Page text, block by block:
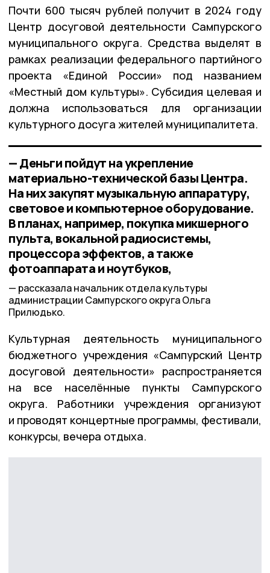
Почти 600 тысяч рублей получит в 2024 году
Центр досуговой деятельности Сампурского
муниципального округа. Средства выделят в
рамках реализации федерального партийного
проекта «Единой России» под названием
«Местный дом культуры». Субсидия целевая и
должна использоваться для организации
культурного досуга жителей муниципалитета.
— Деньги пойдут на укрепление
материально-технической базы Центра.
На них закупят музыкальную аппаратуру,
световое и компьютерное оборудование.
В планах, например, покупка микшерного
пульта, вокальной радиосистемы,
процессора эффектов, а также
фотоаппарата и ноутбуков,
рассказала начальник отдела культуры
администрации Сампурского округа Ольга
Прилюдько.
Культурная деятельность муниципального
бюджетного учреждения «Сампурский Центр
досуговой деятельности» распространяется
на все населённые пункты Сампурского
округа. Работники учреждения организуют
и проводят концертные программы, фестивали,
конкурсы, вечера отдыха.